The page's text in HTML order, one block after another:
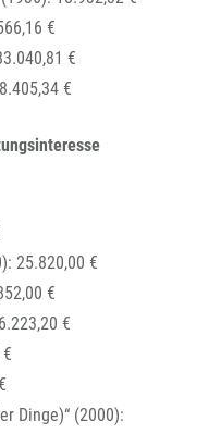
€
€
€
25.820,00 €
€
€
Dinge)“ (2000):